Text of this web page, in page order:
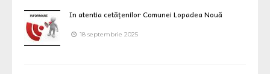
In atentia cetățenilor Comunei Lopadea Nouă
18 septembrie 2025